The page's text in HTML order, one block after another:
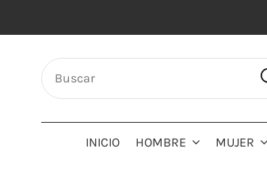
INICIO HOMBRE MUJER